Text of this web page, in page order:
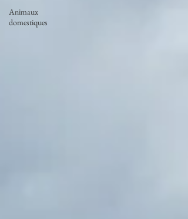
Animaux
domestiques